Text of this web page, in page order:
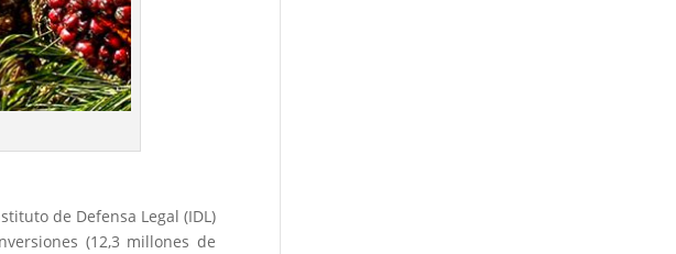
de Defensa Legal (IDL)
(12,3 millones de